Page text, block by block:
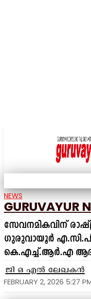
NEWS
GURUVAYUR
സേവനമികവിന്
ഗുരുവായൂർ
കെ.എച്ച്.ആർ.എ
ജി ഒ എൽ ലേഖകൻ
FEBRUARY 2, 2026 5:27